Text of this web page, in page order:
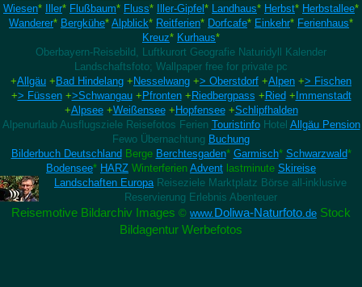
Wiesen* Iller* Flußbaum* Fluss* Iller-Gipfel * Landhaus* Herbst* Herbstallee*
Wanderer* Bergkühe* Alpblick* Reitferien* Dorfcafe* Einkehr* Ferienhaus*
Kreuz* Kurhaus*
Oberbayern-Reisebild, Luftkurort Geografie Naturidyll
Kalender
Landschaftsfoto; Wallpaper free for private pc
+Allgäu + Bad Hindelang + Nesselwang +> Oberstdorf +Alpen +> Fischen
+> Füssen+>Schwangau+ Pfronten+ Riedbergpass + Ried + Immenstadt
+Alpsee+Weißensee+ Hopfensee+Schlipfhalden
Alpenurlaub Ausflugsziele Reisefotos Ferien TouristinfoHotel Allgäu Pension
Fewo Übernachtung Buchung
Bilderbuch Deutschland Berge Berchtesgaden* Garmisch* Schwarzwald*
Bodensee* HARZ Winterferien Advent lastminute Skireise
Landschaften EuropaReiseziele Marktplatz Börse all-inklusive
Reservierung Erlebnis Abenteuer
Reisemotive Bildarchiv Images © www. Doliwa-Naturfoto.de Stock
Bildagentur Werbefotos